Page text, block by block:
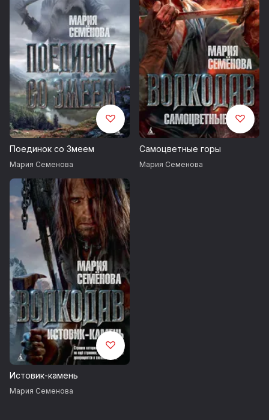
Поединок со Змеем
Мария Семенова
Самоцветные горы
Мария Семенова
Истовик-камень
Мария Семенова